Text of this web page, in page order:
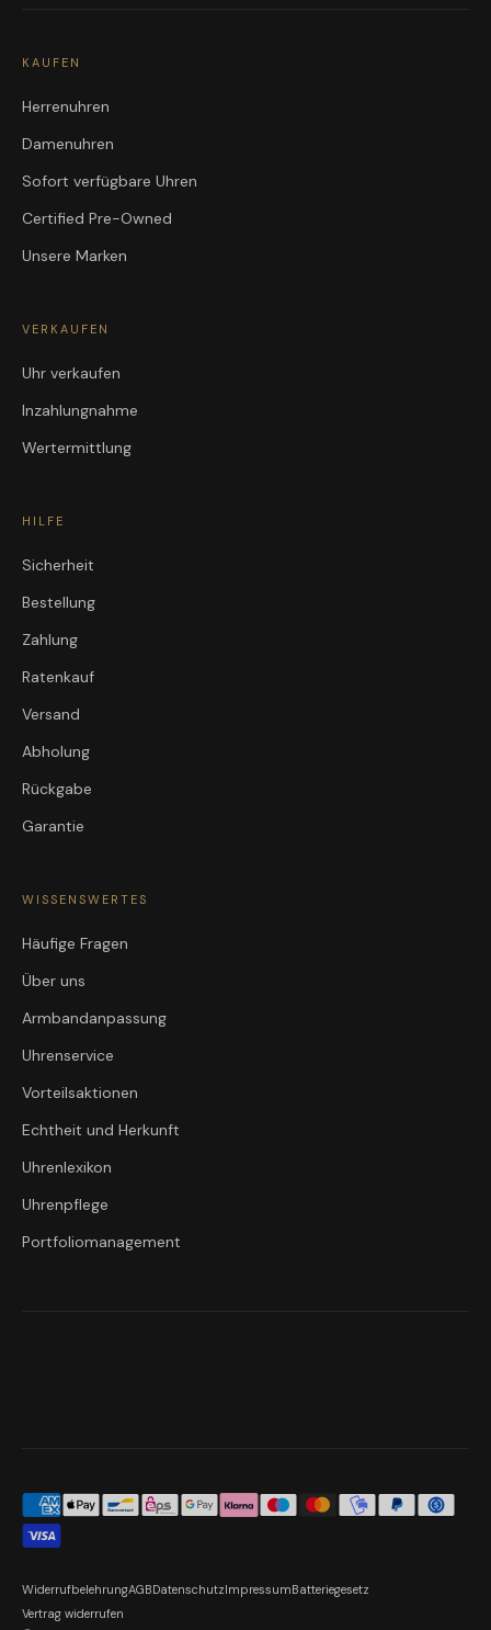
KAUFEN
Herrenuhren
Damenuhren
Sofort verfügbare Uhren
Certified Pre-Owned
Unsere Marken
VERKAUFEN
Uhr verkaufen
Inzahlungnahme
Wertermittlung
HILFE
Sicherheit
Bestellung
Zahlung
Ratenkauf
Versand
Abholung
Rückgabe
Garantie
WISSENSWERTES
Häufige Fragen
Über uns
Armbandanpassung
Uhrenservice
Vorteilsaktionen
Echtheit und Herkunft
Uhrenlexikon
Uhrenpflege
Portfoliomanagement
WiderrufbelehrungAGBDatenschutzImpressumBatteriegesetz
Vertrag widerrufen